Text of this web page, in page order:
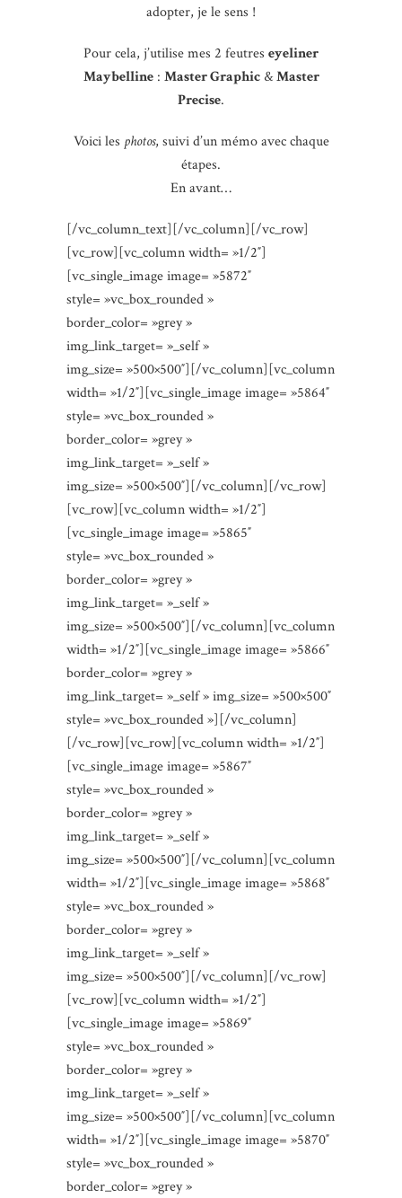
adopter, je le sens !
Pour cela, j’utilise mes 2 feutres eyeliner
Maybelline: Master Graphic&Master
Precise.
Voici les photos, suivi d’un mémo avec chaque
étapes.
En avant…
[/vc_column_text][/vc_column][/vc_row]
[vc_row][vc_column width= »1/2″]
[vc_single_image image= »5872″
style= »vc_box_rounded »
border_color= »grey »
img_link_target= »_self »
img_size= »500×500″][/vc_column][vc_column
width= »1/2″][vc_single_image image= »5864″
style= »vc_box_rounded »
border_color= »grey »
img_link_target= »_self »
img_size= »500×500″][/vc_column][/vc_row]
[vc_row][vc_column width= »1/2″]
[vc_single_image image= »5865″
style= »vc_box_rounded »
border_color= »grey »
img_link_target= »_self »
img_size= »500×500″][/vc_column][vc_column
width= »1/2″][vc_single_image image= »5866″
border_color= »grey »
img_link_target= »_self » img_size= »500×500″
style= »vc_box_rounded »][/vc_column]
[/vc_row][vc_row][vc_column width= »1/2″]
[vc_single_image image= »5867″
style= »vc_box_rounded »
border_color= »grey »
img_link_target= »_self »
img_size= »500×500″][/vc_column][vc_column
width= »1/2″][vc_single_image image= »5868″
style= »vc_box_rounded »
border_color= »grey »
img_link_target= »_self »
img_size= »500×500″][/vc_column][/vc_row]
[vc_row][vc_column width= »1/2″]
[vc_single_image image= »5869″
style= »vc_box_rounded »
border_color= »grey »
img_link_target= »_self »
img_size= »500×500″][/vc_column][vc_column
width= »1/2″][vc_single_image image= »5870″
style= »vc_box_rounded »
border_color= »grey »